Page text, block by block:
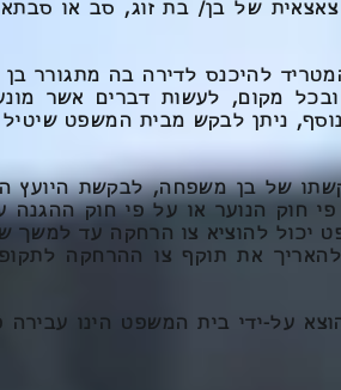
של בן/ בת זוג, סב או
להיכנס לדירה בה מתגורר
מקום, לעשות דברים אשר
ניתן לבקש מבית המשפט שיטיל
של בן משפחה, לבקשת
חוק הנוער או על פי חוק ההגנה
יכול להוציא צו הרחקה עד למשך
את תוקף צו ההרחקה
על-ידי בית המשפט הינו עבירה